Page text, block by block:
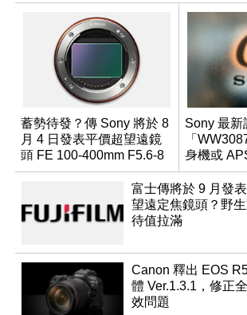
蓄勢待發？傳 Sony 將於 8
月 4 日發表平價超望遠鏡
頭 FE 100-400mm F5.6-8
Sony 最新
「
身機或
成員？
富士傳將於 9 月發
望遠定焦鏡頭？野
待值拉滿
Canon 釋出 EOS
體 Ver.1.3.1，修正
效問題